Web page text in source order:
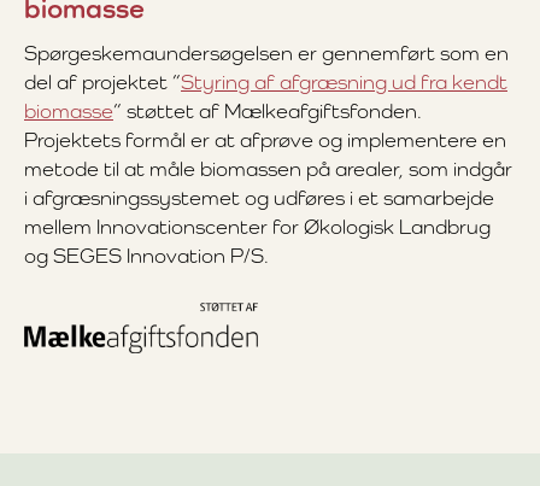
biomasse
Spørgeskemaundersøgelsen er gennemført som en
del af projektet ”Styring af afgræsning ud fra kendt
biomasse” støttet af Mælkeafgiftsfonden.
Projektets formål er at afprøve og implementere en
metode til at måle biomassen på arealer, som indgår
i afgræsningssystemet og udføres i et samarbejde
mellem Innovationscenter for Økologisk Landbrug
og SEGES Innovation P/S.